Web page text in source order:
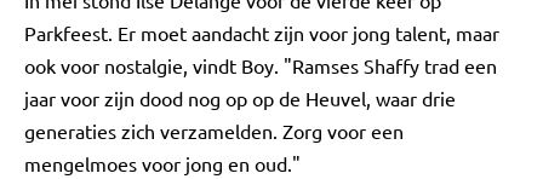
Parkfeest. Er moet aandacht zijn voor jong talent, maar
ook voor nostalgie, vindt Boy. "Ramses Shaffy trad een
jaar voor zijn dood nog op op de Heuvel, waar drie
generaties zich verzamelden. Zorg voor een
mengelmoes voor jong en oud."